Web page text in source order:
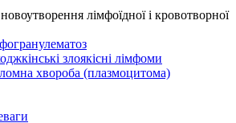
новоутворення лімфоїдної і кровотворної
злоякісні лімфоми
хвороба (плазмоцитома)